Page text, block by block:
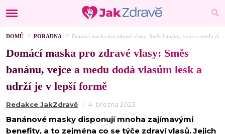
DOMŮ PORADNA Domácí maska pro zdravé vlasy: Směs banánu, vejce a medu
Domácí maska pro zdravé vlasy: Směs
banánu, vejce a medu dodá vlasům lesk a
udrží je v lepší formě
Redakce JakZdravě 4. března 2023
Banánové masky disponují mnoha zajímavými
benefity, a to zejména co se týče zdraví vlasů. Jejich